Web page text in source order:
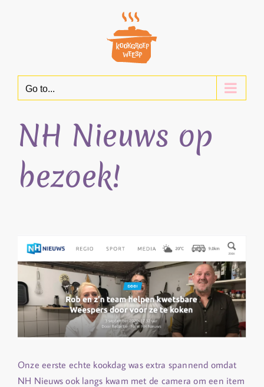
Go to...
NH Nieuws op
bezoek!
Onze eerste echte kookdag was extra spannend omdat
NH Nieuws ook langs kwam met de camera om een item